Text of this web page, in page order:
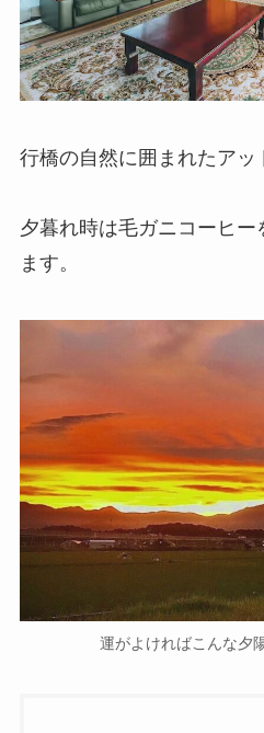
行橋の自然に囲まれたアッ
夕暮れ時は毛ガニコーヒ
ます。
運がよければこんな夕